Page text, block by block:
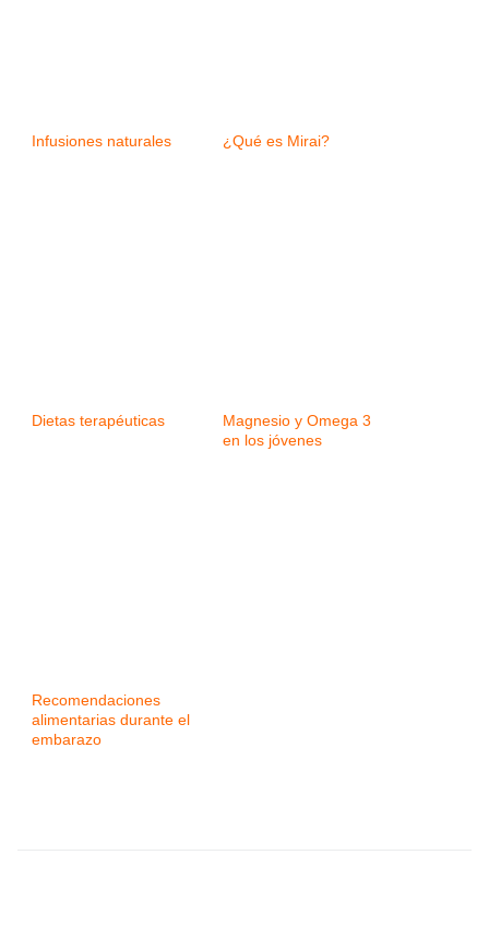
Infusiones naturales ¿Qué es Mirai?
Dietas terapéuticas
Magnesio y Omega 3
en los jóvenes
Recomendaciones
alimentarias durante el
embarazo